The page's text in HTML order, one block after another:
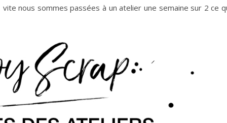
nous sommes passées à un atelier une semaine sur 2 ce